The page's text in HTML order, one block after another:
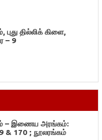
புது தில்லிக் கிளை,
– 9
– இணைய அரங்கம்:
& 170 ; நூலரங்கம்